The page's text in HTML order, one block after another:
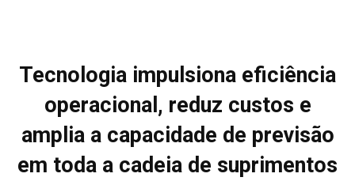
Tecnologia impulsiona eficiência
operacional, reduz custos e
amplia a capacidade de previsão
em toda a cadeia de suprimentos